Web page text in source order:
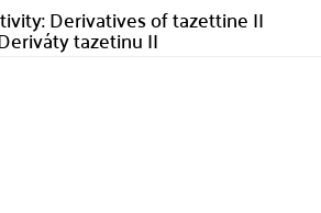
Derivatives of tazettine II
tazetinu II